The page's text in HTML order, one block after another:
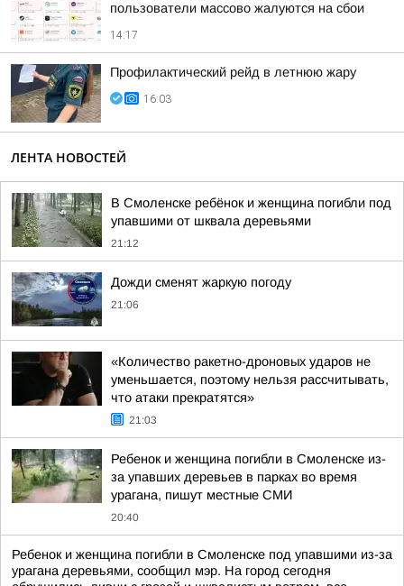
пользователи массово жалуются на сбои
14:17
Профилактический рейд в летнюю жару
16:03
ЛЕНТА НОВОСТЕЙ
В Смоленске ребёнок и женщина погибли под
упавшими от шквала деревьями
21:12
Дожди сменят жаркую погоду
21:06
«Количество ракетно-дроновых ударов не
уменьшается, поэтому нельзя рассчитывать,
что атаки прекратятся»
21:03
Ребенок и женщина погибли в Смоленске из-
за упавших деревьев в парках во время
урагана, пишут местные СМИ
20:40
Ребенок и женщина погибли в Смоленске под упавшими из-за
урагана деревьями, сообщил мэр. На город сегодня